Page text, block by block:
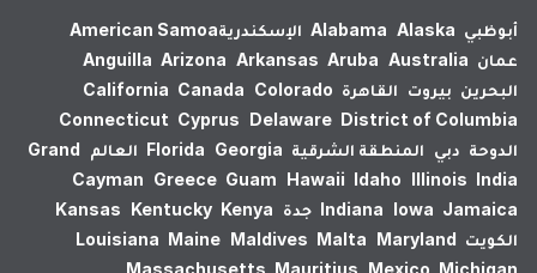
أبوظبي Alabama Alaska الإسكندرية‎American Samoa
عمان
Anguilla Arizona Arkansas Aruba Australia
البحرين بيروت القاهرة California Canada Colorado
Connecticut Cyprus Delaware District of Columbia
الدوحة دبي المنطقة الشرقية Florida Georgia العالم
Grand
Cayman Greece Guam Hawaii Idaho Illinois India
Indiana Iowa Jamaica جدة Kansas Kentucky Kenya
الكويت
Louisiana Maine Maldives Malta Maryland